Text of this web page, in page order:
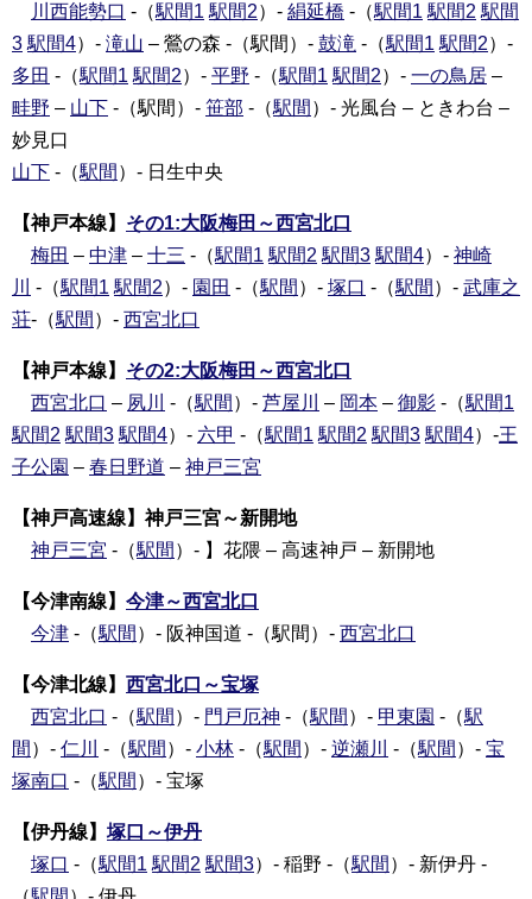
川西能勢口 -（駅間1 駅間2）- 絹延橋 -（駅間1 駅間2 駅間
3 駅間4）- 滝山 – 鶯の森 -（駅間）- 鼓滝 -（駅間1 駅間2）-
多田 -（駅間1 駅間2）- 平野 -（駅間1 駅間2）- 一の鳥居 –
畦野 – 山下 -（駅間）- 笹部 -（駅間 ）- 光風台 – ときわ台 –
妙見口
山下 -（駅間 ）- 日生中央
【神戸本線】 その1:大阪梅田～西宮北口
梅田 – 中津 – 十三 -（駅間1 駅間2 駅間3 駅間4）- 神崎
川
-（駅間1 駅間2）- 園田 -（駅間 ）- 塚口 -（駅間 ）- 武庫之
荘-（駅間 ）- 西宮北口
【神戸本線】 その2:大阪梅田～西宮北口
西宮北口 – 夙川 -（駅間 ）- 芦屋川 – 岡本 – 御影 -（駅間1
駅間2 駅間3 駅間4）- 六甲 -（駅間1 駅間2 駅間3 駅間4）-王
子公園 – 春日野道 – 神戸三宮
【神戸高速線】神戸三宮～新開地
神戸三宮 -（駅間 ）- 】花隈 – 高速神戸 – 新開地
【今津南線】 今津～西宮北口
今津 -（駅間 ）- 阪神国道 -（駅間）- 西宮北口
【今津北線】 西宮北口～宝塚
西宮北口 -（駅間 ）- 門戸厄神 -（駅間 ）- 甲東園 -（駅
間 ）- 仁川 -（駅間 ）- 小林 -（駅間 ）- 逆瀬川 -（駅間 ）- 宝
塚南口 -（駅間 ）- 宝塚
【伊丹線】 塚口～伊丹
塚口 -（駅間1 駅間2 駅間3）- 稲野 -（駅間 ）- 新伊丹 -